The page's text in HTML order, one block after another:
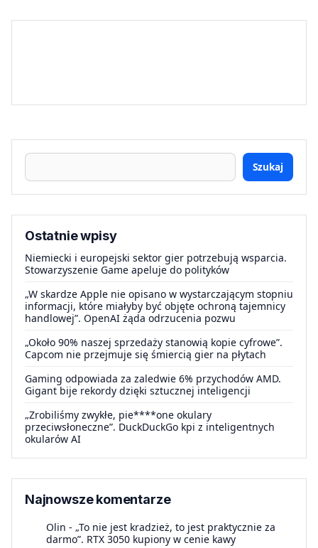
Szukaj
Ostatnie wpisy
Niemiecki i europejski sektor gier potrzebują wsparcia.
Stowarzyszenie Game apeluje do polityków
„W skardze Apple nie opisano w wystarczającym stopniu
informacji, które miałyby być objęte ochroną tajemnicy
handlowej”. OpenAI żąda odrzucenia pozwu
„Około 90% naszej sprzedaży stanowią kopie cyfrowe”.
Capcom nie przejmuje się śmiercią gier na płytach
Gaming odpowiada za zaledwie 6% przychodów AMD.
Gigant bije rekordy dzięki sztucznej inteligencji
„Zrobiliśmy zwykłe, pie****one okulary
przeciwsłoneczne”. DuckDuckGo kpi z inteligentnych
okularów AI
Najnowsze komentarze
Olin - „To nie jest kradzież, to jest praktycznie za
darmo”. RTX 3050 kupiony w cenie kawy